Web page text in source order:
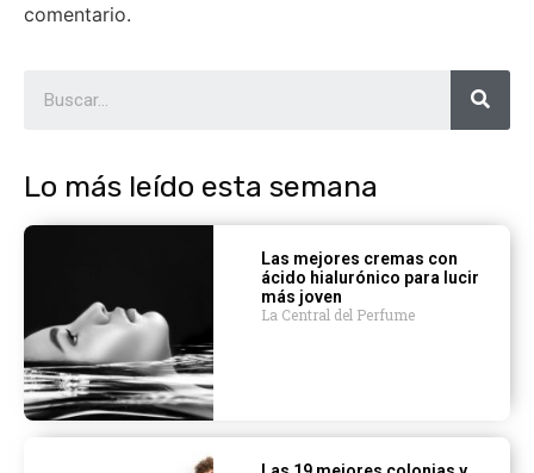
comentario.
Lo más leído esta semana
Las mejores cremas con
ácido hialurónico para lucir
más joven
La Central del Perfume